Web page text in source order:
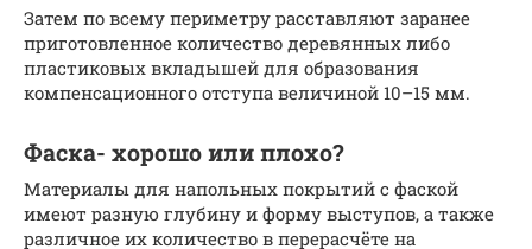
Затем по всему периметру расставляют заранее
приготовленное количество деревянных либо
пластиковых вкладышей для образования
компенсационного отступа величиной 10–15 мм.
Фаска- хорошо или плохо?
Материалы для напольных покрытий с фаской
имеют разную глубину и форму выступов, а также
различное их количество в перерасчёте на